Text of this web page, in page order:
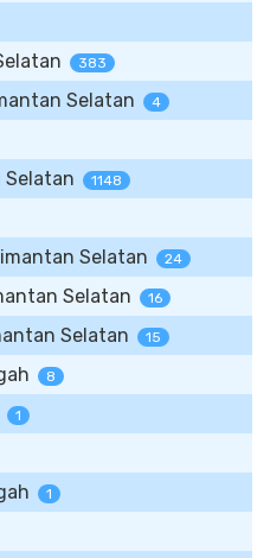
383
Selatan 4
Selatan 1148
Selatan 24
Selatan 16
Selatan 15
8
1
1